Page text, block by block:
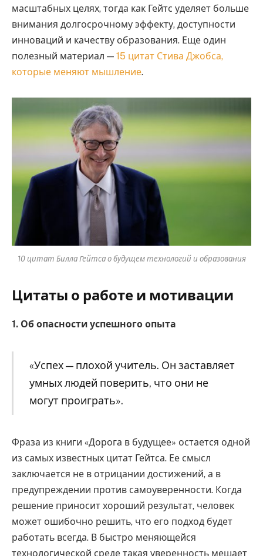
масштабных целях, тогда как Гейтс уделяет больше
внимания долгосрочному эффекту, доступности
инноваций и качеству образования. Еще один
полезный материал — 15 цитат Стива Джобса,
которые меняют мышление.
10 цитат Билла Гейтса о будущем технологий и образования
Цитаты о работе и мотивации
1. Об опасности успешного опыта
«Успех — плохой учитель. Он заставляет
умных людей поверить, что они не
могут проиграть».
Фраза из книги «Дорога в будущее» остается одной
из самых известных цитат Гейтса. Ее смысл
заключается не в отрицании достижений, а в
предупреждении против самоуверенности. Когда
решение приносит хороший результат, человек
может ошибочно решить, что его подход будет
работать всегда. В быстро меняющейся
технологической среде такая уверенность мешает